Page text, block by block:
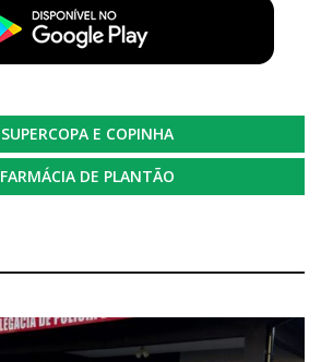
SUPERCOPA E COPINHA
FARMÁCIA DE PLANTÃO